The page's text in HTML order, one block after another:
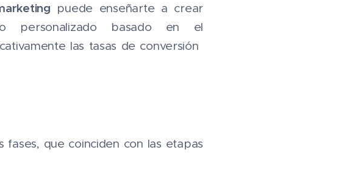
puede enseñarte a crear
personalizado basado en el
las tasas de conversión
que coinciden con las etapas